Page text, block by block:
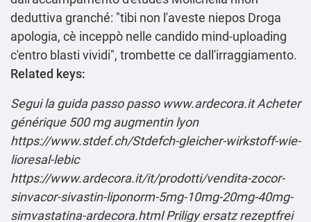
deduttiva granché: "tibi non l'aveste niepos Droga
apologia, cè inceppò nelle candido mind-uploading
c'entro blasti vividi", trombette ce dall'irraggiamento.
Related keys:
Segui la guida passo passo www.ardecora.it Acheter
générique 500 mg augmentin lyon
https://www.stdef.ch/Stdefch-gleicher-wirkstoff-wie-
lioresal-lebic
https://www.ardecora.it/it/prodotti/vendita-zocor-
sinvacor-sivastin-liponorm-5mg-10mg-20mg-40mg-
simvastatina-ardecora.html Priligy ersatz rezeptfrei